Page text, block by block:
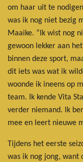
om haar uit te
was ik nog niet bezig
Maaike. “Ik wist nog
gewoon lekker aan
binnen deze sport,
dit iets was wat ik
woonde ik ineens op
team. Ik kende Vita
verder niemand. Ik
mee en leert nieuwe
Tijdens het eerste
was ik nog jong, want